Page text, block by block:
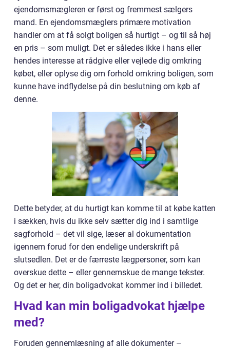
ejendomsmægleren er først og fremmest sælgers
mand. En ejendomsmæglers primære motivation
handler om at få solgt boligen så hurtigt – og til så høj
en pris – som muligt. Det er således ikke i hans eller
hendes interesse at rådgive eller vejlede dig omkring
købet, eller oplyse dig om forhold omkring boligen, som
kunne have indflydelse på din beslutning om køb af
denne.
Dette betyder, at du hurtigt kan komme til at købe katten
i sækken, hvis du ikke selv sætter dig ind i samtlige
sagforhold – det vil sige, læser al dokumentation
igennem forud for den endelige underskrift på
slutsedlen. Det er de færreste lægpersoner, som kan
overskue dette – eller gennemskue de mange tekster.
Og det er her, din boligadvokat kommer ind i billedet.
Hvad kan min boligadvokat hjælpe
med?
Foruden gennemlæsning af alle dokumenter –